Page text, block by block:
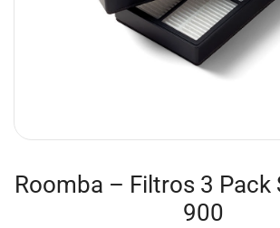
Roomba – Filtros 3 Pack
900